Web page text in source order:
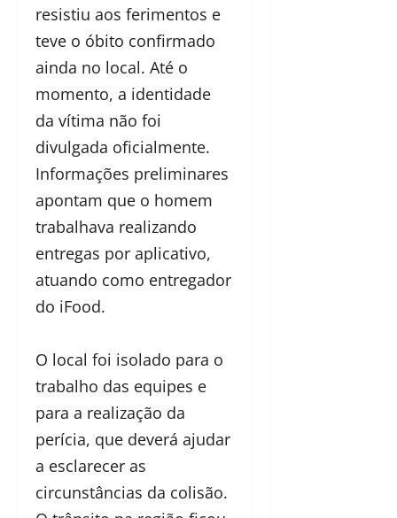
resistiu aos ferimentos e
teve o óbito confirmado
ainda no local. Até o
momento, a identidade
da vítima não foi
divulgada oficialmente.
Informações preliminares
apontam que o homem
trabalhava realizando
entregas por aplicativo,
atuando como entregador
do iFood.
O local foi isolado para o
trabalho das equipes e
para a realização da
perícia, que deverá ajudar
a esclarecer as
circunstâncias da colisão.